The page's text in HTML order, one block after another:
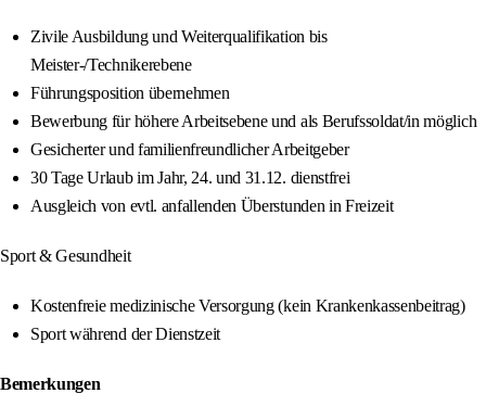
Zivile Ausbildung und Weiterqualifikation bis
Meister-/Technikerebene
Führungsposition übernehmen
Bewerbung für höhere Arbeitsebene und als Berufssoldat/in möglich
Gesicherter und familienfreundlicher Arbeitgeber
30 Tage Urlaub im Jahr, 24. und 31.12. dienstfrei
Ausgleich von evtl. anfallenden Überstunden in Freizeit
Sport & Gesundheit
Kostenfreie medizinische Versorgung (kein Krankenkassenbeitrag)
Sport während der Dienstzeit
Bemerkungen